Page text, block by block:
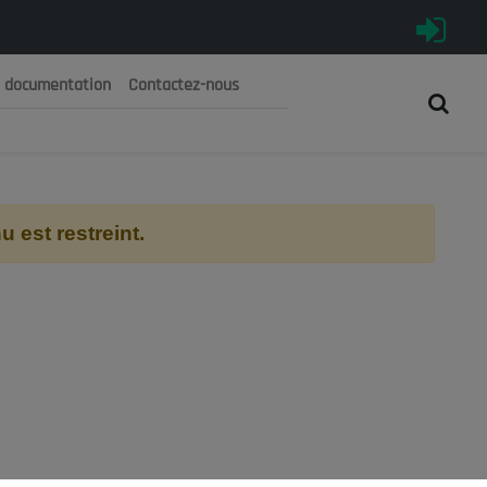
الجزائرية الديمقراطية الشعبية
documentation Contactez-nous
est restreint.